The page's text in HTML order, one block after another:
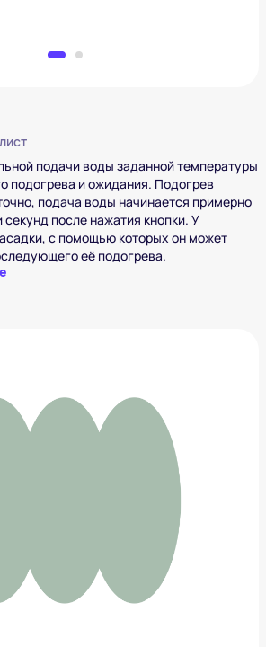
подачи воды заданной температуры
подогрева и ожидания. Подогрев
подача воды начинается примерно
после нажатия кнопки. У
с помощью которых он может
её подогрева.